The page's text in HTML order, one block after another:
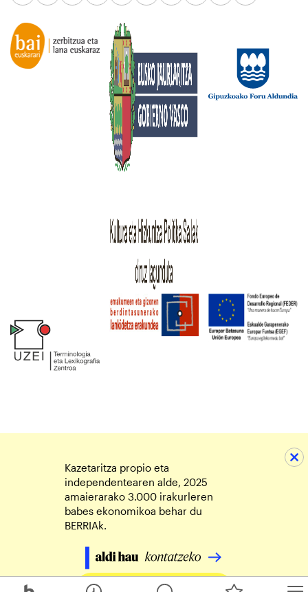
Kazetaritza propio eta
independentearen alde, 2025
amaierarako 3.000 irakurleren
babes ekonomikoa behar du
BERRIAk.
Egin zure ekarpena